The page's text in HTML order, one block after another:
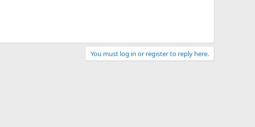
You must log in or register to reply here.